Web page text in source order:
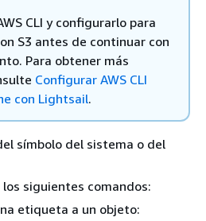
CLI y configurarlo para
S3 antes de continuar con
Para obtener más
Configurar AWS CLI
con Lightsail.
símbolo del sistema o del
siguientes comandos:
etiqueta a un objeto: